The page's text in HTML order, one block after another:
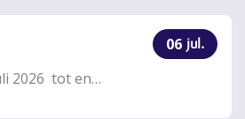
2026 tot en met
jul.
06